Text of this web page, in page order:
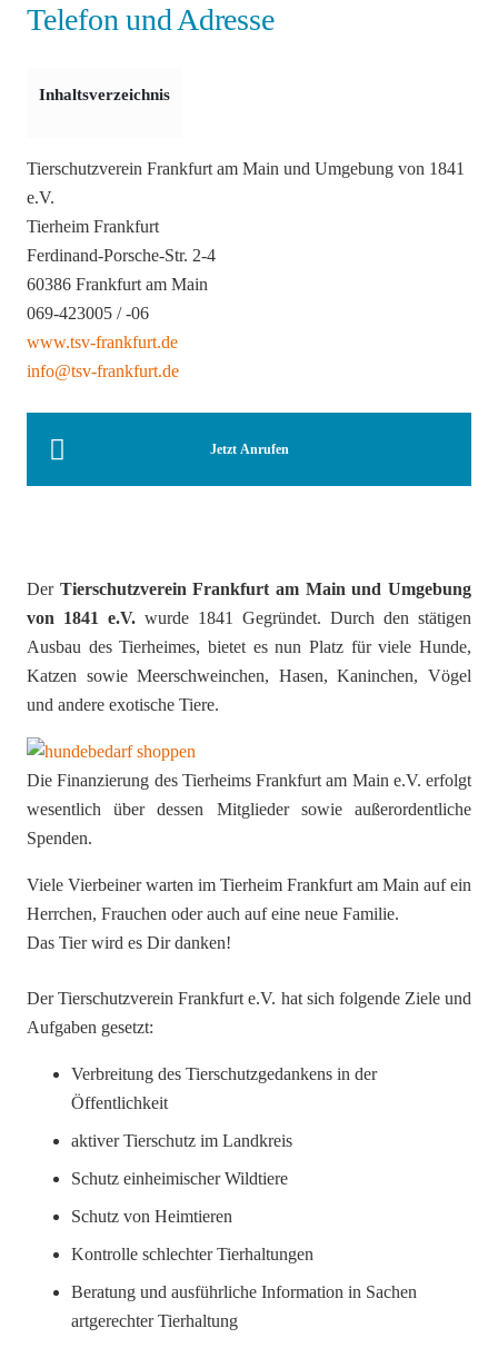
Telefon und Adresse
Inhaltsverzeichnis
Tierschutzverein Frankfurt am Main und Umgebung von 1841
e.V.
Tierheim Frankfurt
Ferdinand-Porsche-Str. 2-4
60386 Frankfurt am Main
069-423005 / -06
www.tsv-frankfurt.de
info@tsv-frankfurt.de
Jetzt Anrufen
Der Tierschutzverein Frankfurt am Main und Umgebung
von 1841 e.V. wurde 1841 Gegründet. Durch den stätigen
Ausbau des Tierheimes, bietet es nun Platz für viele Hunde,
Katzen sowie Meerschweinchen, Hasen, Kaninchen, Vögel
und andere exotische Tiere.
Die Finanzierung des Tierheims Frankfurt am Main e.V. erfolgt
wesentlich über dessen Mitglieder sowie außerordentliche
Spenden.
Viele Vierbeiner warten im Tierheim Frankfurt am Main auf ein
Herrchen, Frauchen oder auch auf eine neue Familie.
Das Tier wird es Dir danken!
Der Tierschutzverein Frankfurt e.V. hat sich folgende Ziele und
Aufgaben gesetzt:
Verbreitung des Tierschutzgedankens in der
Öffentlichkeit
aktiver Tierschutz im Landkreis
Schutz einheimischer Wildtiere
Schutz von Heimtieren
Kontrolle schlechter Tierhaltungen
Beratung und ausführliche Information in Sachen
artgerechter Tierhaltung